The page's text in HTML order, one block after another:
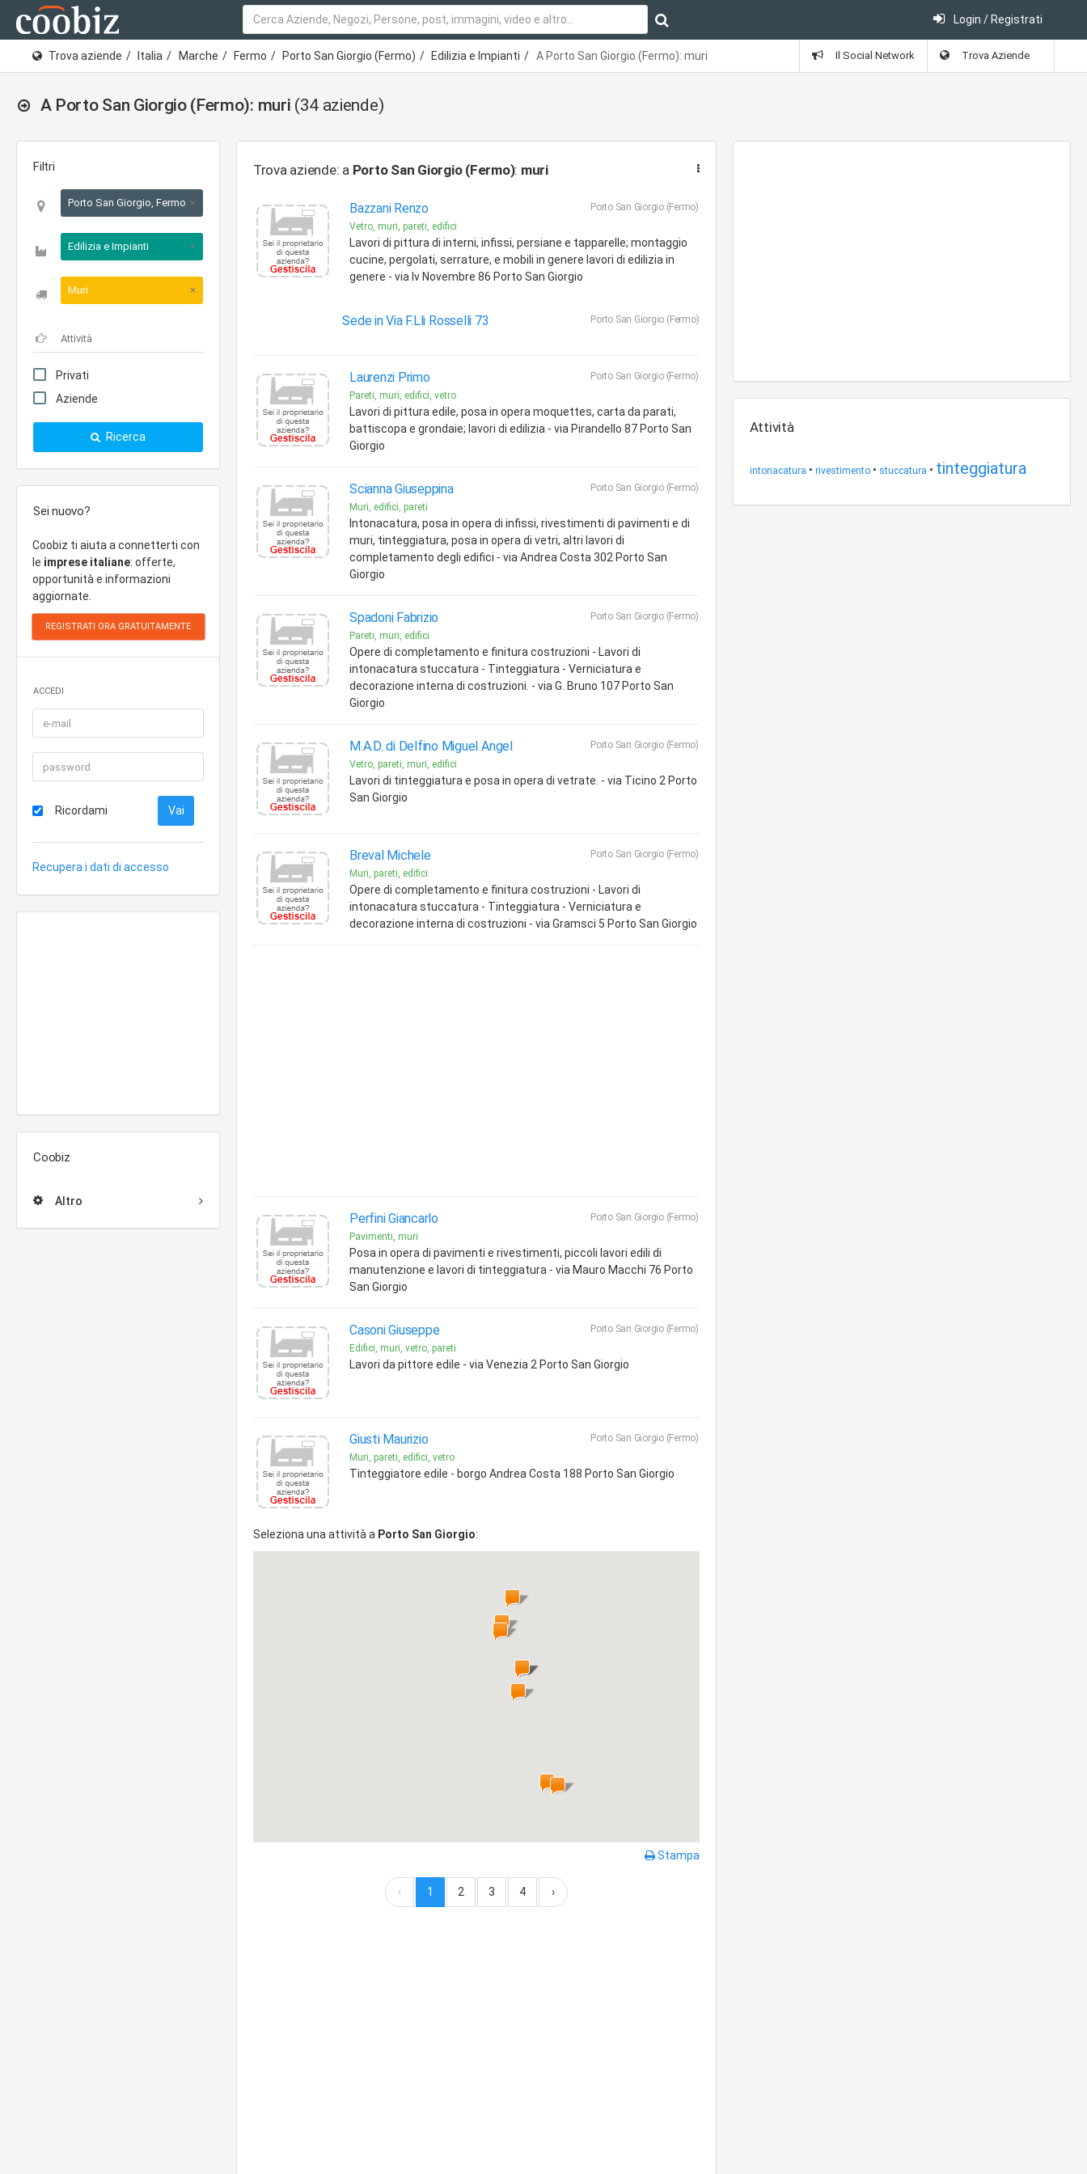
Login / Registrati
Trova aziende Italia Marche Fermo Porto San Giorgio (Fermo) Edilizia e Impianti A Porto San Giorgio (Fermo): muri Il Social Network Trova Aziende
A Porto San Giorgio (Fermo): muri (34 aziende)
Filtri
Porto San Giorgio, Fermo, Marche
×
Edilizia e Impianti ×
Muri ×
Privati
Aziende
Ricerca
Sei nuovo?
Coobiz ti aiuta a connetterti con
le imprese italiane: offerte,
opportunità e informazioni
aggiornate.
ACCEDI
Ricordami
Recupera i dati di accesso
Coobiz
Altro
Trova aziende: a Porto San Giorgio (Fermo): muri
Bazzani Renzo
Porto San Giorgio (Fermo)
Vetro, muri, pareti, edifici
Lavori di pittura di interni, infissi, persiane e tapparelle; montaggio
cucine, pergolati, serrature, e mobili in genere lavori di edilizia in
genere - via Iv Novembre 86 Porto San Giorgio
Sede in Via F.Lli Rosselli 73 Porto San Giorgio (Fermo)
Laurenzi Primo
Porto San Giorgio (Fermo)
Pareti, muri, edifici, vetro
Lavori di pittura edile, posa in opera moquettes, carta da parati,
battiscopa e grondaie; lavori di edilizia - via Pirandello 87 Porto San
Giorgio
Scianna Giuseppina
Porto San Giorgio (Fermo)
Muri, edifici, pareti
Intonacatura, posa in opera di infissi, rivestimenti di pavimenti e di
muri, tinteggiatura, posa in opera di vetri, altri lavori di
completamento degli edifici - via Andrea Costa 302 Porto San
Giorgio
Spadoni Fabrizio
Porto San Giorgio (Fermo)
Pareti, muri, edifici
Opere di completamento e finitura costruzioni - Lavori di
intonacatura stuccatura - Tinteggiatura - Verniciatura e
decorazione interna di costruzioni. - via G. Bruno 107 Porto San
Giorgio
M.A.D. di Delfino Miguel Angel
Porto San Giorgio (Fermo)
Vetro, pareti, muri, edifici
Lavori di tinteggiatura e posa in opera di vetrate. - via Ticino 2 Porto
San Giorgio
Breval Michele
Porto San Giorgio (Fermo)
Muri, pareti, edifici
Opere di completamento e finitura costruzioni - Lavori di
intonacatura stuccatura - Tinteggiatura - Verniciatura e
decorazione interna di costruzioni - via Gramsci 5 Porto San Giorgio
Perfini Giancarlo
Porto San Giorgio (Fermo)
Pavimenti, muri
Posa in opera di pavimenti e rivestimenti, piccoli lavori edili di
manutenzione e lavori di tinteggiatura - via Mauro Macchi 76 Porto
San Giorgio
Casoni Giuseppe
Porto San Giorgio (Fermo)
Edifici, muri, vetro, pareti
Lavori da pittore edile - via Venezia 2 Porto San Giorgio
Giusti Maurizio
Porto San Giorgio (Fermo)
Muri, pareti, edifici, vetro
Tinteggiatore edile - borgo Andrea Costa 188 Porto San Giorgio
Seleziona una attività a Porto San Giorgio:
Stampa
‹ 1 2 3 4 ›
Attività
intonacatura • rivestimento • stuccatura • tinteggiatura